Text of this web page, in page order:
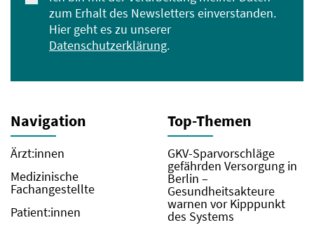
zum Erhalt des Newsletters einverstanden.
Hier geht es zu unserer
Datenschutzerklärung.
Navigation
Ärzt:innen
Medizinische
Fachangestellte
Patient:innen
Top-Themen
GKV-Sparvorschläge
gefährden Versorgung in
Berlin –
Gesundheitsakteure
warnen vor Kipppunkt
des Systems